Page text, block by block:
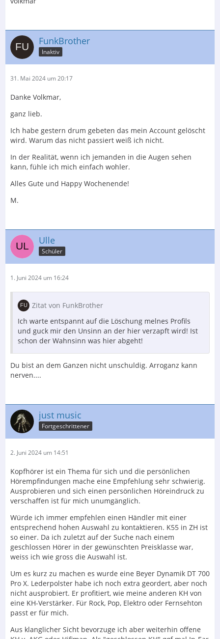
FunkBrother
Inaktiv
31. Mai 2024 um 20:17
Danke Volkmar,
ganz lieb.
Ich habe gestern drum gebeten das mein Account gelöscht
wird. Warum das nicht passiert weiß ich nicht.
In der Realität, wenn ich jemanden in die Augen sehen
kann, fühle ich mich einfach wohler.
Alles Gute und Happy Wochenende!
M.
Ulle
Schüler
1. Juni 2024 um 16:24
Zitat von FunkBrother
Ich warte entspannt auf die Löschung melnes Profils
und guck mir den Unsinn an der hier verzapft wird! Ist
schon der Wahnsinn was hier abgeht!
Du bist an dem Ganzen nicht unschuldig. Arroganz kann
nerven....
just music
Fortgeschrittener
2. Juni 2024 um 14:51
Kopfhörer ist ein Thema für sich und die persönlichen
Hörempfindungen mache eine Empfehlung sehr schwierig.
Ausprobieren und sich einen persönlichen Höreindruck zu
verschaffen ist für mich unumgänglich.
Würde ich immer empfehlen einen Händler mit einer
entsprechend hohen Auswahl zu kontaktieren. K55 in ZH ist
so einer. Da ich zuletzt auf der Suche nach einem
geschlossen Hörer in der gewünschten Preisklasse war,
weiss ich wie gross die Auswahl ist.
Um es kurz zu machen es wurde eine Beyer Dynamik DT 700
Pro X. Lederpolster habe ich noch extra geordert, aber noch
nicht ausprobiert. Er profitiert, wie meine anderen KH von
eine KH-Verstärker. Für Rock, Pop, Elektro oder Fernsehton
passt er für mich.
Aus klanglicher Sicht bevorzuge ich aber weiterhin offene